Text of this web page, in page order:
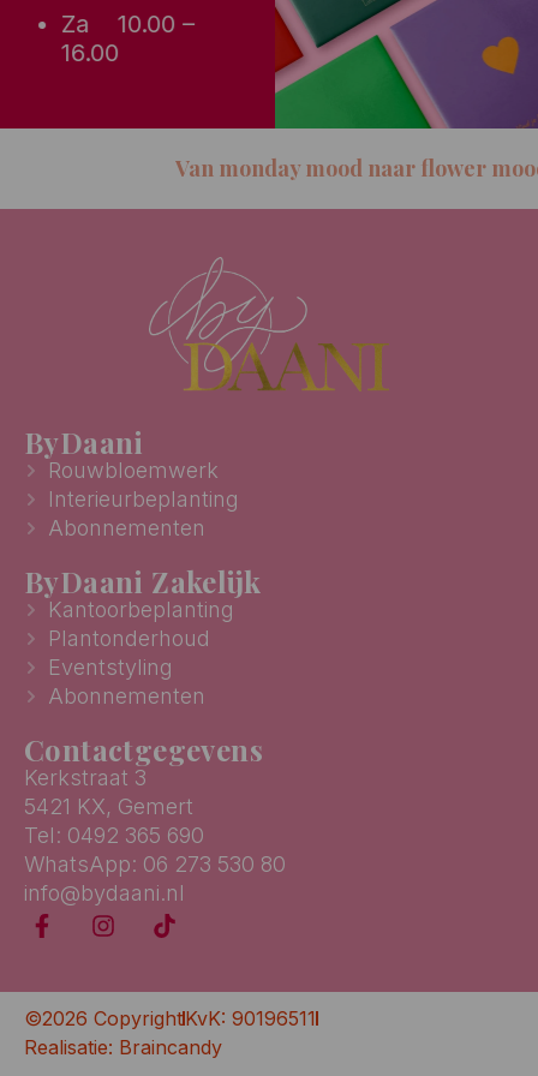
Za 10.00 –
16.00
Van monday mood naar flower mood
ByDaani
Rouwbloemwerk
Interieurbeplanting
Abonnementen
ByDaani Zakelijk
Kantoorbeplanting
Plantonderhoud
Eventstyling
Abonnementen
Contactgegevens
Kerkstraat 3
5421 KX, Gemert
Tel: 0492 365 690
WhatsApp: 06 273 530 80
info@bydaani.nl
©2026 CopyrightKvK: 90196511
Realisatie: Braincandy